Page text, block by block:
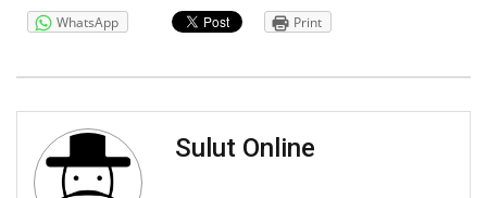
WhatsApp Print
Sulut Online